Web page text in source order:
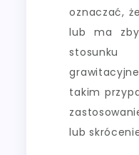
oznaczać,
lub ma
takim
lub